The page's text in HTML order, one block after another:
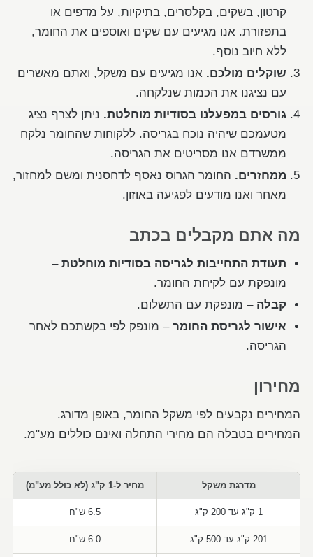
קרטון, בשקים, בקלסרים, בתיקיות, על מדפים או
בתפזורת. אנו מגיעים עם שקים ואוספים את החומר,
ללא חיוב נוסף.
שוקלים מולכם. אנו מגיעים עם משקל, ואתם מאשרים
עם נציגנו את הכמות שנלקחה.
גורסים במפעלנו בסודיות מוחלטת. ניתן לצרף נציג
מטעמכם שיהיה נוכח בגריסה. ללקוחות שהחומר נלקח
ממשרדם אנו מסריטים את הגריסה.
ממחזרים. החומר הגרוס נאסף לדחסנית ומשם למחזור,
מאחר ואנו מודעים לפגיעה באוזון.
מה אתם מקבלים בכתב
תעודת התחייבות לגריסה בסודיות מוחלטת –
מונפקת עם לקיחת החומר.
קבלה – מונפקת עם התשלום.
אישור לגריסת החומר – מונפק לפי בקשתכם לאחר
הגריסה.
מחירון
המחירים נקבעים לפי משקל החומר, באופן מדורג.
המחירים בטבלה הם מחירי התחלה ואינם כוללים מע"מ.
מדרגת משקל מחיר ל-1 ק"ג (לא כולל מע"מ)
1 ק"ג עד 200 ק"ג 6.5 ש"ח
201 ק"ג עד 500 ק"ג 6.0 ש"ח